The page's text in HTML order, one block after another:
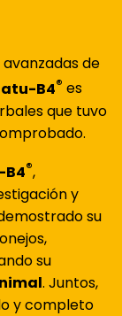
de
B4® es
que tuvo
®,
y
su
su
. Juntos,
y completo